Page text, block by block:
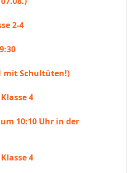
2-4
mit Schultüten!)
4
10:10 Uhr in der
4